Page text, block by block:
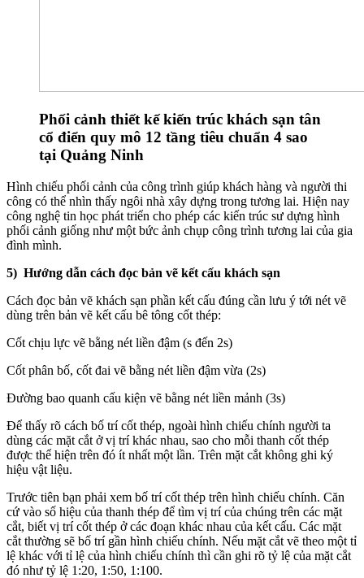
Phối cảnh thiết kế kiến trúc khách sạn tân
cổ điển quy mô 12 tầng tiêu chuẩn 4 sao
tại Quảng Ninh
Hình chiếu phối cảnh của công trình giúp khách hàng và người thi
công có thể nhìn thấy ngôi nhà xây dựng trong tương lai. Hiện nay
công nghệ tin học phát triển cho phép các kiến trúc sư dựng hình
phối cảnh giống như một bức ảnh chụp công trình tương lai của gia
đình mình.
5) Hướng dẫn cách đọc bản vẽ kết cấu khách sạn
Cách đọc bản vẽ khách sạn phần kết cấu đúng cần lưu ý tới nét vẽ
dùng trên bản vẽ kết cấu bê tông cốt thép:
Cốt chịu lực vẽ bằng nét liền đậm (s đến 2s)
Cốt phân bố, cốt đai vẽ bằng nét liền đậm vừa (2s)
Đường bao quanh cấu kiện vẽ bằng nét liền mảnh (3s)
Để thấy rõ cách bố trí cốt thép, ngoài hình chiếu chính người ta
dùng các mặt cắt ở vị trí khác nhau, sao cho mỗi thanh cốt thép
được thể hiện trên đó ít nhất một lần. Trên mặt cắt không ghi ký
hiệu vật liệu.
Trước tiên bạn phải xem bố trí cốt thép trên hình chiếu chính. Căn
cứ vào số hiệu của thanh thép để tìm vị trí của chúng trên các mặt
cắt, biết vị trí cốt thép ở các đoạn khác nhau của kết cấu. Các mặt
cắt thường sẽ bố trí gần hình chiếu chính. Nếu mặt cắt vẽ theo một tỉ
lệ khác với tỉ lệ của hình chiếu chính thì cần ghi rõ tỷ lệ của mặt cắt
đó như tỷ lệ 1:20, 1:50, 1:100.